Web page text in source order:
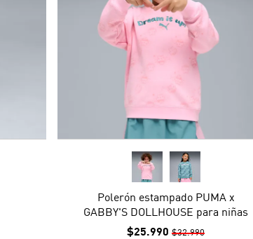
Polerón estampado PUMA x
GABBY'S DOLLHOUSE para niñas
$25.990 $32.990